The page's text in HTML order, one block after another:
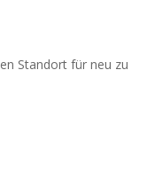
Standort für neu zu